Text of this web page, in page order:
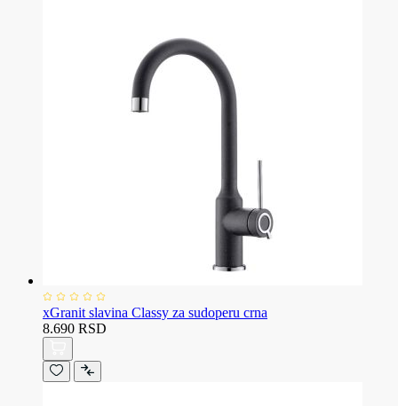
xGranit slavina Classy za sudoperu crna
8.690 RSD